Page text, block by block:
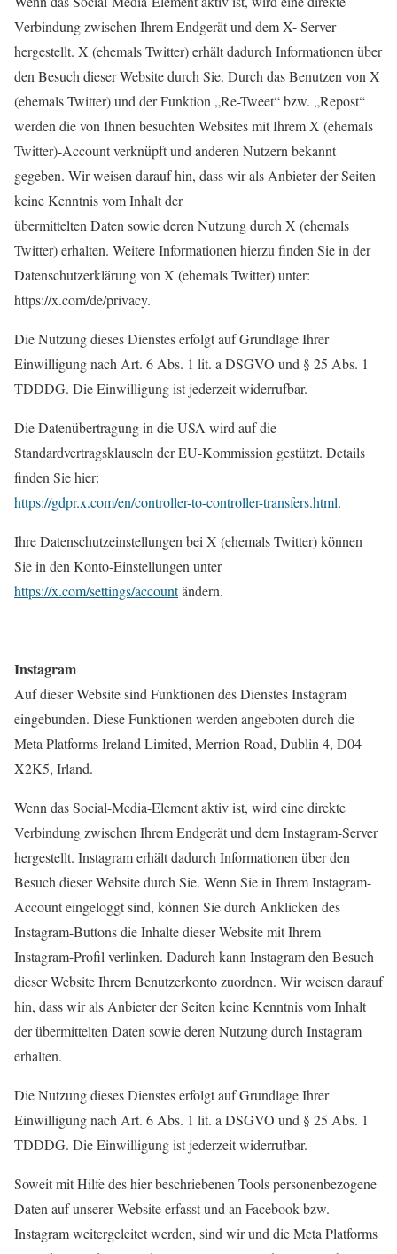
Verbindung zwischen Ihrem Endgerät und dem X- Server
hergestellt. X (ehemals Twitter) erhält dadurch Informationen über
den Besuch dieser Website durch Sie. Durch das Benutzen von X
(ehemals Twitter) und der Funktion „Re-Tweet“ bzw. „Repost“
werden die von Ihnen besuchten Websites mit Ihrem X (ehemals
Twitter)-Account verknüpft und anderen Nutzern bekannt
gegeben. Wir weisen darauf hin, dass wir als Anbieter der Seiten
keine Kenntnis vom Inhalt der
übermittelten Daten sowie deren Nutzung durch X (ehemals
Twitter) erhalten. Weitere Informationen hierzu finden Sie in der
Datenschutzerklärung von X (ehemals Twitter) unter:
https://x.com/de/privacy.
Die Nutzung dieses Dienstes erfolgt auf Grundlage Ihrer
Einwilligung nach Art. 6 Abs. 1 lit. a DSGVO und § 25 Abs. 1
TDDDG. Die Einwilligung ist jederzeit widerrufbar.
Die Datenübertragung in die USA wird auf die
Standardvertragsklauseln der EU-Kommission gestützt. Details
finden Sie hier:
https://gdpr.x.com/en/controller-to-controller-transfers.html.
Ihre Datenschutzeinstellungen bei X (ehemals Twitter) können
Sie in den Konto-Einstellungen unter
https://x.com/settings/accountändern.
Instagram
Auf dieser Website sind Funktionen des Dienstes Instagram
eingebunden. Diese Funktionen werden angeboten durch die
Meta Platforms Ireland Limited, Merrion Road, Dublin 4, D04
X2K5, Irland.
Wenn das Social-Media-Element aktiv ist, wird eine direkte
Verbindung zwischen Ihrem Endgerät und dem Instagram-Server
hergestellt. Instagram erhält dadurch Informationen über den
Besuch dieser Website durch Sie. Wenn Sie in Ihrem Instagram-
Account eingeloggt sind, können Sie durch Anklicken des
Instagram-Buttons die Inhalte dieser Website mit Ihrem
Instagram-Profil verlinken. Dadurch kann Instagram den Besuch
dieser Website Ihrem Benutzerkonto zuordnen. Wir weisen darauf
hin, dass wir als Anbieter der Seiten keine Kenntnis vom Inhalt
der übermittelten Daten sowie deren Nutzung durch Instagram
erhalten.
Die Nutzung dieses Dienstes erfolgt auf Grundlage Ihrer
Einwilligung nach Art. 6 Abs. 1 lit. a DSGVO und § 25 Abs. 1
TDDDG. Die Einwilligung ist jederzeit widerrufbar.
Soweit mit Hilfe des hier beschriebenen Tools personenbezogene
Daten auf unserer Website erfasst und an Facebook bzw.
Instagram weitergeleitet werden, sind wir und die Meta Platforms